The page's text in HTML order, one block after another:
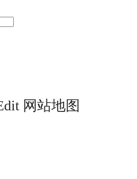
网站地图